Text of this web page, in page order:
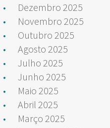
Dezembro 2025
Novembro 2025
Outubro 2025
Agosto 2025
Julho 2025
Junho 2025
Maio 2025
Abril 2025
Março 2025